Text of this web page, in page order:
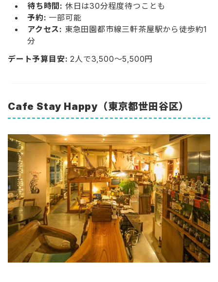
待ち時間: 休日は30分程度待つことも
予約: 一部可能
アクセス: 東急田園都市線三軒茶屋駅から徒歩約1
分
デート予算目安: 2人で3,500〜5,500円
Cafe Stay Happy （東京都世田谷区）